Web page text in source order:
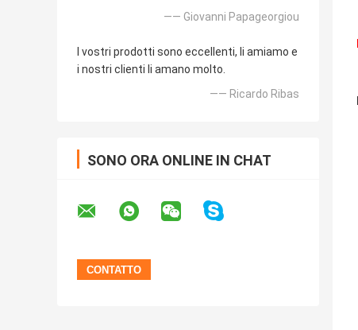
—— Giovanni Papageorgiou
I vostri prodotti sono eccellenti, li amiamo e
i nostri clienti li amano molto.
—— Ricardo Ribas
SONO ORA ONLINE IN CHAT